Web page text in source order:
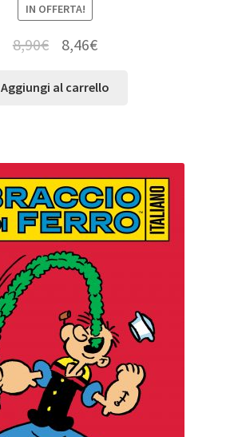
IN OFFERTA!
8,90€ 8,46€
Aggiungi al carrello